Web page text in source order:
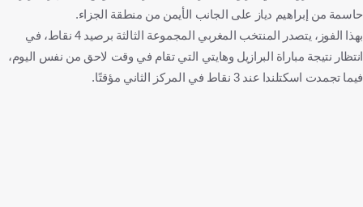
حاسمة من إبراهيم دياز على الجانب الأيمن من منطقة الجزاء.
بهذا الفوز، يتصدر المنتخب المغربي المجموعة الثالثة برصيد 4 نقاط، في
انتظار نتيجة مباراة البرازيل وهايتي التي تقام في وقت لاحق من نفس اليوم،
فيما تجمدت اسكتلندا عند 3 نقاط في المركز الثاني مؤقتًا.